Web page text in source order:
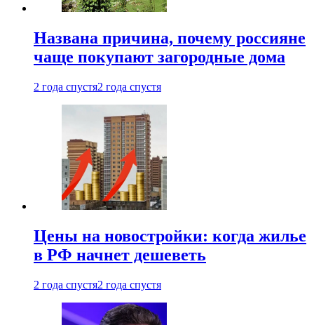
Названа причина, почему россияне
чаще покупают загородные дома
2 года спустя2 года спустя
Цены на новостройки: когда жилье
в РФ начнет дешеветь
2 года спустя2 года спустя